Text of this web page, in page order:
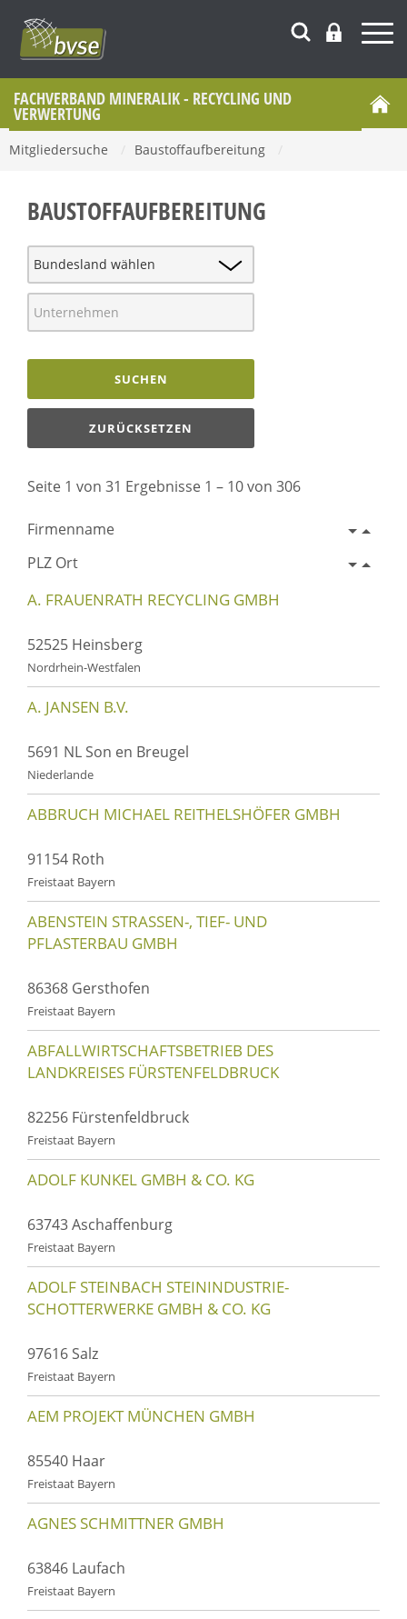
FACHVERBAND MINERALIK - RECYCLING UND
VERWERTUNG
Mitgliedersuche Baustoffaufbereitung
BAUSTOFFAUFBEREITUNG
SUCHEN
ZURÜCKSETZEN
Seite 1 von 31 Ergebnisse 1 – 10 von 306
Firmenname
PLZ Ort
A. FRAUENRATH RECYCLING GMBH
52525 Heinsberg
Nordrhein-Westfalen
A. JANSEN B.V.
5691 NL Son en Breugel
Niederlande
ABBRUCH MICHAEL REITHELSHÖFER GMBH
91154 Roth
Freistaat Bayern
ABENSTEIN STRASSEN-, TIEF- UND P
FLASTERBAU GMBH
86368 Gersthofen
Freistaat Bayern
ABFALLWIRTSCHAFTSBETRIEB DES
LANDKREISES FÜRSTENFELDBRUCK
82256 Fürstenfeldbruck
Freistaat Bayern
ADOLF KUNKEL GMBH & CO. KG
63743 Aschaffenburg
Freistaat Bayern
ADOLF STEINBACH STEININDUSTRIE-
SCHOTTERWERKE GMBH & CO. KG
97616 Salz
Freistaat Bayern
AEM PROJEKT MÜNCHEN GMBH
85540 Haar
Freistaat Bayern
AGNES SCHMITTNER GMBH
63846 Laufach
Freistaat Bayern